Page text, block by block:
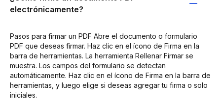
electrónicamente?
Pasos para firmar un PDF Abre el documento o formulario
PDF que deseas firmar. Haz clic en el ícono de Firma en la
barra de herramientas. La herramienta Rellenar Firmar se
muestra. Los campos del formulario se detectan
automáticamente. Haz clic en el ícono de Firma en la barra de
herramientas, y luego elige si deseas agregar tu firma o solo
iniciales.